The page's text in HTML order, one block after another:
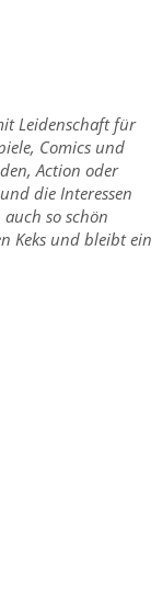
Leidenschaft für
Comics und
Action oder
die Interessen
so schön
Keks und bleibt ein